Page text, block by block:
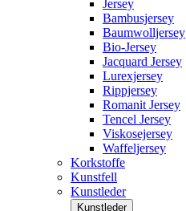
Jersey
Bambusjersey
Baumwolljersey
Bio-Jersey
Jacquard Jersey
Lurexjersey
Rippjersey
Romanit Jersey
Tencel Jersey
Viskosejersey
Waffeljersey
Korkstoffe
Kunstfell
Kunstleder
Kunstleder